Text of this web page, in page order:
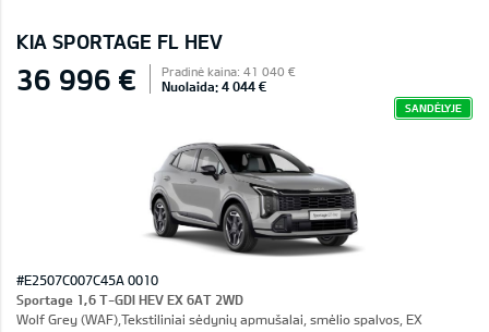
KIA SPORTAGE FL HEV
36 996 € Pradinė kaina: 41 040 €
Nuolaida: 4 044 €
SANDĖLYJE
#E2507C007C45A 0010
Sportage 1,6 T-GDI HEV EX 6AT 2WD
Wolf Grey (WAF),Tekstiliniai sėdynių apmušalai, smėlio spalvos, EX